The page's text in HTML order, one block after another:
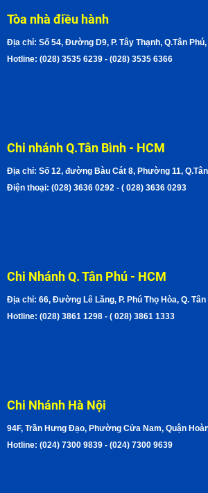
Tòa nhà điều hành
Địa chỉ: Số 54, Đường D9, P. Tây Thạnh, Q.Tân Phú,
Hotline: (028) 3535 6239 - (028) 3535 6366
Chi nhánh Q.Tân Bình - HCM
Địa chỉ: Số 12, đường Bàu Cát 8, Phường 11, Q.Tân
Điện thoại: (028) 3636 0292 - ( 028) 3636 0293
Chi Nhánh Q. Tân Phú - HCM
Địa chỉ: 66, Đường Lê Lăng, P. Phú Thọ Hòa, Q. Tân
Hotline: (028) 3861 1298 - ( 028) 3861 1333
Chi Nhánh Hà Nội
94F, Trần Hưng Đạo, Phường Cửa Nam, Quận
Hotline: (024) 7300 9839 - (024) 7300 9639